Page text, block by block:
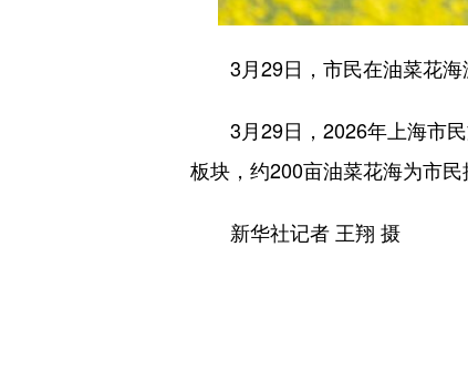
3月29日，市民在油菜花海
3月29日，2026年上海市民
板块，约200亩油菜花海为市民
新华社记者 王翔 摄